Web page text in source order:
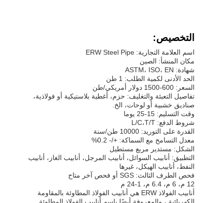
التخصيص:
اسم العلامة التجارية: ERW Steel Pipe
مكان المنشأ: الصين
شهادة: ASTM، ISO، EN
الحد الأدنى لكمية الطلب: 1 طن
السعر: 600-1500 دولار أمريكي/طن
تفاصيل التعبئة والتغليف: حزم، أغطية بلاستيكية أو فولاذية،
صناديق خشبية أو لوحات، الخ.
وقت التسليم: 15-25 يوما
شروط الدفع: L/C،T/T
القدرة على التوريد: 10000 طن/سنة
معدل التسامح مع السماكة: +/- 0.2%
الشكل: مستدير مربع مستطيل
التطبيق: أنابيب السوائل، أنابيب المرجل، أنابيب الغاز، أنابيب
النفط، أنابيب الهيكل، غيرها
فحص الطرف الثالث: SGS أو فحص آخر متاح
12 م، 6 م، 6.4 م، 1-24 م
أنابيب الفولاذ ERW هي أنابيب الفولاذ المطاوئة بالمقاومة